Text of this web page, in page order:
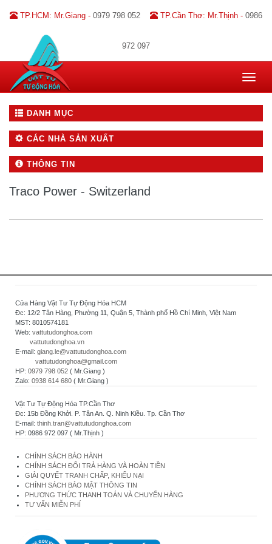
TP.HCM: Mr.Giang - 0979 798 052 TP.Cần Thơ: Mr.Thịnh - 0986
972 097
Toggle
DANH MỤC
CÁC NHÀ SẢN XUẤT
THÔNG TIN
Traco Power - Switzerland
Cửa Hàng Vật Tư Tự Động Hóa HCM
Đc: 12/2 Tân Hàng, Phường 11, Quận 5, Thành phố Hồ Chí Minh, Việt Nam
MST: 8010574181
Web: vattutudonghoa.com
vattutudonghoa.vn
E-mail: giang.le@vattutudonghoa.com
vattutudonghoa@gmail.com
HP: 0979 798 052 ( Mr.Giang )
Zalo: 0938 614 680 ( Mr.Giang )
Vật Tư Tự Động Hóa TP.Cần Thơ
Đc: 15b Đồng Khởi. P. Tân An. Q. Ninh Kiều. Tp. Cần Thơ
E-mail: thinh.tran@vattutudonghoa.com
HP: 0986 972 097 ( Mr.Thịnh )
CHÍNH SÁCH BẢO HÀNH
CHÍNH SÁCH ĐỔI TRẢ HÀNG VÀ HOÀN TIỀN
GIẢI QUYẾT TRANH CHẤP, KHIẾU NẠI
CHÍNH SÁCH BẢO MẬT THÔNG TIN
PHƯƠNG THỨC THANH TOÁN VÀ CHUYỂN HÀNG
TƯ VẤN MIỄN PHÍ